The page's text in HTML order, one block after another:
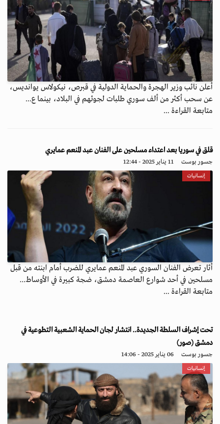
أعلن نائب وزير الهجرة والحماية الدولية في قبرص، نيكولاس يوانديس،
عن سحب أكثر من ألف سوري طلبات لجوئهم في البلاد، بينما ع...
متابعة القراءة ...
قلق في سوريا بعد اعتداء مسلحين على الفنان عبد المنعم عمايري
جسور بوست 11 يناير 2025 - 12:44
إنسانيات
أثار تعرض الفنان السوري عبد المنعم عمايري للضرب أمام ابنته من قبل
مسلحين في أحد شوارع العاصمة دمشق، ضجة كبيرة في الأوساط...
متابعة القراءة ...
تحت إشراف السلطة الجديدة.. انتشار لجان الحماية الشعبية التطوعية في
دمشق (صور)
جسور بوست 06 يناير 2025 - 14:06
إنسانيات